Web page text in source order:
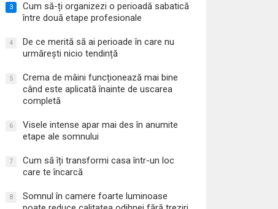
3
Cum să-ți organizezi o perioadă sabatică
între două etape profesionale
4
De ce merită să ai perioade în care nu
urmărești nicio tendință
5
Crema de mâini funcționează mai bine
când este aplicată înainte de uscarea
completă
6
Visele intense apar mai des în anumite
etape ale somnului
7
Cum să îți transformi casa într-un loc
care te încarcă
8
Somnul în camere foarte luminoase